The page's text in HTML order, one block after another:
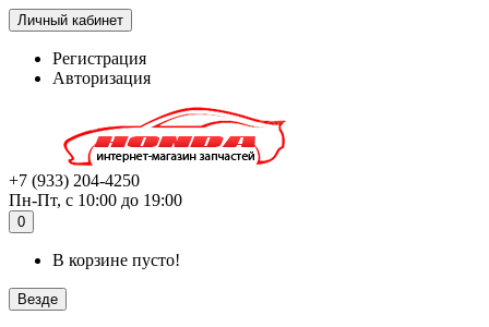
Личный кабинет
Регистрация
Авторизация
+7 (933) 204-4250
Пн-Пт, с 10:00 до 19:00
0
В корзине пусто!
Везде